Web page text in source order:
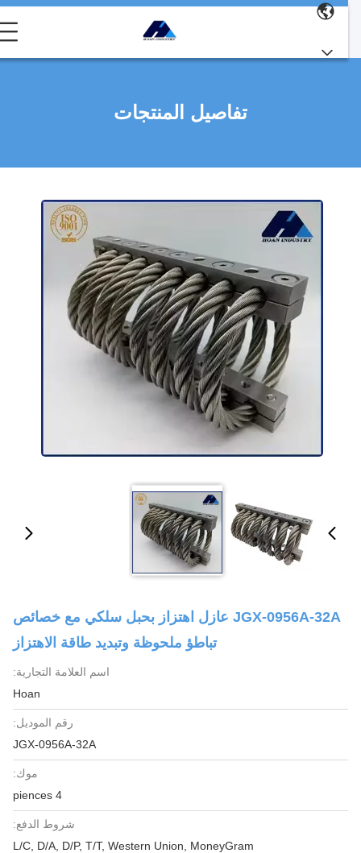
تفاصيل المنتجات
JGX-0956A-32A عازل اهتزاز بحبل سلكي مع خصائص
تباطؤ ملحوظة وتبديد طاقة الاهتزاز
اسم العلامة التجارية:
Hoan
رقم الموديل:
JGX-0956A-32A
موك:
4 piences
شروط الدفع:
L/C, D/A, D/P, T/T, Western Union, MoneyGram